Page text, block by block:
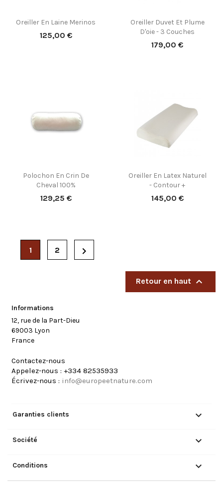
Oreiller En Laine Merinos
Prix
125,00 €
Oreiller Duvet Et Plume
D'oie - 3 Couches
Prix
179,00 €
Polochon En Crin De
Cheval 100%
Prix
129,25 €
Oreiller En Latex Naturel
- Contour +
Prix
145,00 €
1 2 
Retour en haut 
Informations
12, rue de la Part-Dieu
69003 Lyon
France
Contactez-nous
Appelez-nous : +334 82535933
Écrivez-nous : info@europeetnature.com
Garanties clients 
Société 
Conditions 